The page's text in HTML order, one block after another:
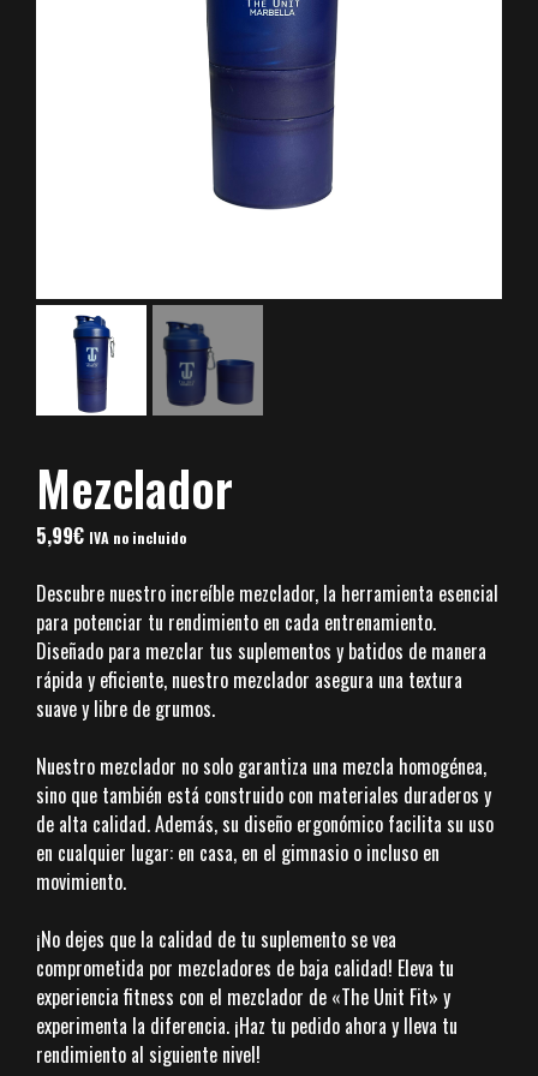
Mezclador
5,99€ IVA no incluido
Descubre nuestro increíble mezclador, la herramienta esencial
para potenciar tu rendimiento en cada entrenamiento.
Diseñado para mezclar tus suplementos y batidos de manera
rápida y eficiente, nuestro mezclador asegura una textura
suave y libre de grumos.
Nuestro mezclador no solo garantiza una mezcla homogénea,
sino que también está construido con materiales duraderos y
de alta calidad. Además, su diseño ergonómico facilita su uso
en cualquier lugar: en casa, en el gimnasio o incluso en
movimiento.
¡No dejes que la calidad de tu suplemento se vea
comprometida por mezcladores de baja calidad! Eleva tu
experiencia fitness con el mezclador de «The Unit Fit» y
experimenta la diferencia. ¡Haz tu pedido ahora y lleva tu
rendimiento al siguiente nivel!